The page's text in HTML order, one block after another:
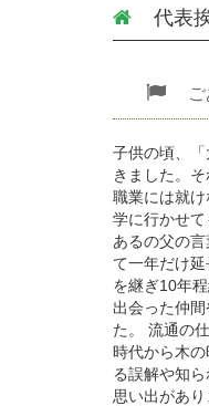
代表
子供の頃、
きました。
職業には就
学に行かせ
あるの父の
て一年だけ
を継ぎ10年
出会った仲
た。 流通の
時代から木
る誤解や知
思い出があ